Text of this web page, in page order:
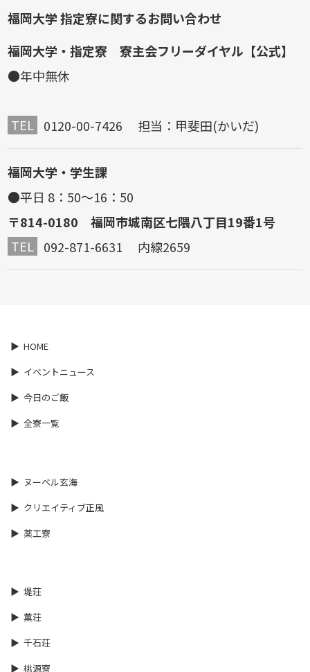
福岡大学 指定寮に関するお問い合わせ
福岡大学・指定寮 寮主会フリーダイヤル【公式】
●年中無休
TEL 0120-00-7426 担当：甲斐田(かいだ)
福岡大学・学生課
●平日 8：50～16：50
〒814-0180 福岡市城南区七隈八丁目19番1号
TEL 092-871-6631 内線2659
HOME
イベントニュース
今日のご飯
全寮一覧
ヌーベル玄海
クリエイティブ正風
薬工寮
堤荘
薫荘
千石荘
桃源寮